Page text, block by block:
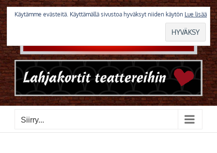
Skip
to
content
Siirry...
Käytämme evästeitä. Käyttämällä sivustoa hyväksyt niiden käytön Lue lisää